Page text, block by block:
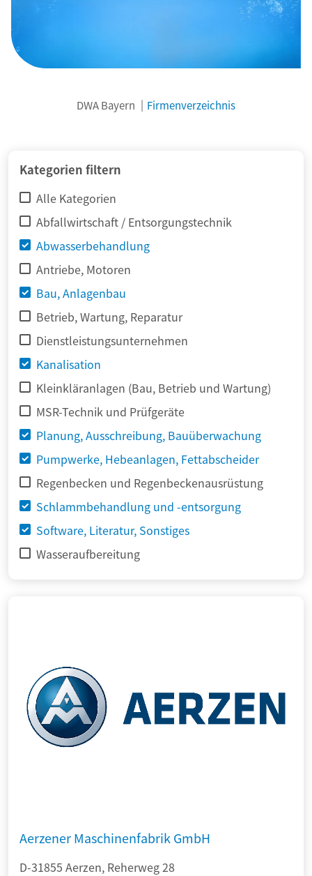
DWA Bayern Firmenverzeichnis
Kategorien filtern
Alle Kategorien
Abfallwirtschaft / Entsorgungstechnik
Abwasserbehandlung
Antriebe, Motoren
Bau, Anlagenbau
Betrieb, Wartung, Reparatur
Dienstleistungsunternehmen
Kanalisation
Kleinkläranlagen (Bau, Betrieb und Wartung)
MSR-Technik und Prüfgeräte
Planung, Ausschreibung, Bauüberwachung
Pumpwerke, Hebeanlagen, Fettabscheider
Regenbecken und Regenbeckenausrüstung
Schlammbehandlung und -entsorgung
Software, Literatur, Sonstiges
Wasseraufbereitung
Aerzener Maschinenfabrik GmbH
D-31855 Aerzen, Reherweg 28